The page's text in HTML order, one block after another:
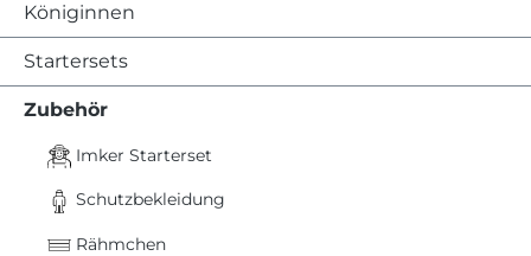
Königinnen
Startersets
Zubehör
Imker Starterset
Schutzbekleidung
Rähmchen